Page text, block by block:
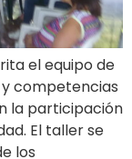
el equipo de
competencias
la participación
El taller se
los